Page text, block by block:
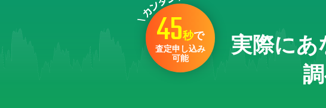
45秒で
査定申し込み
可能
実際にあ